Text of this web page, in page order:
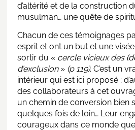
d’altérité et de la construction
musulman… une quête de
Chacun de ces témoignages
esprit et ont un but et une
sortir du « cercle vicieux des
d’exclusion» (p 119). C’est un
intérieur qui est ici proposé ;
des collaborateurs à cet
un chemin de conversion bien
quelques fois de loin… Leur
courageux dans ce monde que